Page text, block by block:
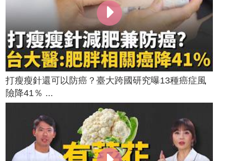
打瘦瘦針還可以防癌？臺大跨國研究曝13種癌症風
險降41％ ...